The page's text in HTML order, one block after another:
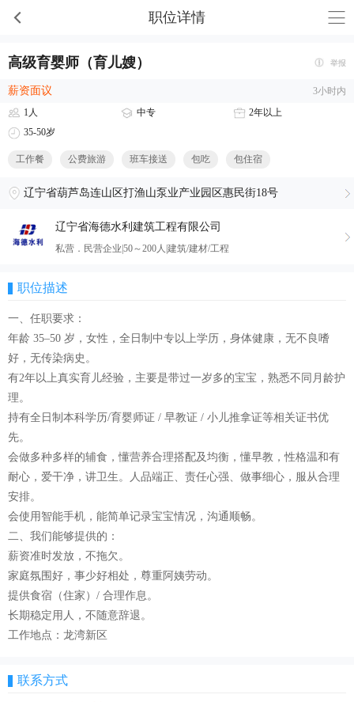
职位详情
高级育婴师（育儿嫂） 举报
薪资面议
3小时内
1人
中专
2年以上
35-50岁
工作餐 公费旅游 班车接送 包吃 包住宿
辽宁省葫芦岛连山区打渔山泵业产业园区惠民街18号
辽宁省海德水利建筑工程有限公司
私营．民营企业|50～200人|建筑/建材/工程
职位描述
一、任职要求：
年龄 35–50 岁，女性，全日制中专以上学历，身体健康，无不良嗜
好，无传染病史。
有2年以上真实育儿经验，主要是带过一岁多的宝宝，熟悉不同月龄护
理。
持有全日制本科学历/育婴师证 / 早教证 / 小儿推拿证等相关证书优
先。
会做多种多样的辅食，懂营养合理搭配及均衡，懂早教，性格温和有
耐心，爱干净，讲卫生。人品端正、责任心强、做事细心，服从合理
安排。
会使用智能手机，能简单记录宝宝情况，沟通顺畅。
二、我们能够提供的：
薪资准时发放，不拖欠。
家庭氛围好，事少好相处，尊重阿姨劳动。
提供食宿（住家）/ 合理作息。
长期稳定用人，不随意辞退。
工作地点：龙湾新区
联系方式